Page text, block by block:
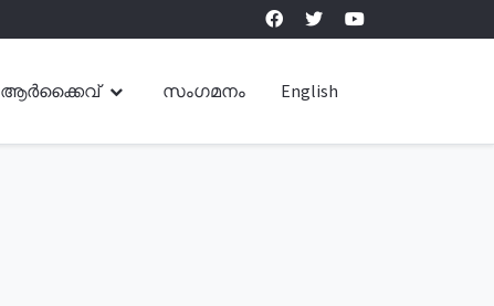
ആർക്കൈവ് സംഗമനം English